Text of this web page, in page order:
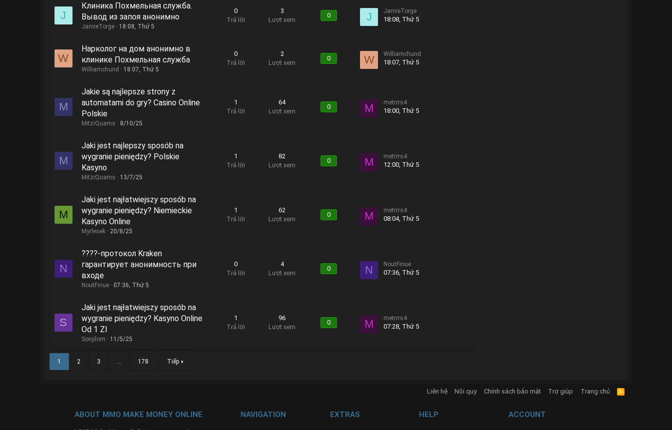
J
Клиника Похмельная служба.
Вывод из запоя анонимно
JamieTorge 18:08, Thứ 5
0
Trả lời
3
Lượt xem
0 J JamieTorge
18:08, Thứ 5
W
Нарколог на дом анонимно в
клинике Похмельная служба
Williamchund 18:07, Thứ 5
0
Trả lời
2
Lượt xem
0 W Williamchund
18:07, Thứ 5
M
Jakie są najlepsze strony z
automatami do gry? Casino Online
Polskie
MitziQuams 8/10/25
1
Trả lời
64
Lượt xem
0 M metrrrs4
18:00, Thứ 5
M
Jaki jest najlepszy sposób na
wygranie pieniędzy? Polskie
Kasyno
MitziQuams 13/7/25
1
Trả lời
82
Lượt xem
0 M metrrrs4
12:00, Thứ 5
M
Jaki jest najłatwiejszy sposób na
wygranie pieniędzy? Niemieckie
Kasyno Online
Myrlesek 20/8/25
1
Trả lời
62
Lượt xem
0 M metrrrs4
08:04, Thứ 5
N
????-протокол Kraken
гарантирует анонимность при
входе
NoutFinue 07:36, Thứ 5
0
Trả lời
4
Lượt xem
0 N NoutFinue
07:36, Thứ 5
S
Jaki jest najłatwiejszy sposób na
wygranie pieniędzy? Kasyno Online
Od 1 Zl
Sonjilom 11/5/25
1
Trả lời
96
Lượt xem
0 M metrrrs4
07:28, Thứ 5
1 2 3 … 178 Tiếp
Liên hệ Nội quy Chính sách bảo mật Trợ giúp Trang chủ
R
S
ABOUT MMO MAKE MONEY ONLINE NAVIGATION EXTRAS HELP ACCOUNT